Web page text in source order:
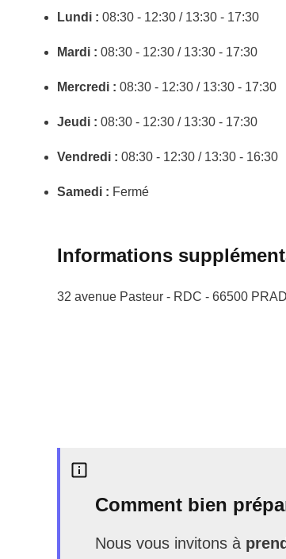
Lundi : 08:30 - 12:30 / 13:30 - 17:30
Mardi : 08:30 - 12:30 / 13:30 - 17:30
Mercredi : 08:30 - 12:30 / 13:30 - 17:30
Jeudi : 08:30 - 12:30 / 13:30 - 17:30
Vendredi : 08:30 - 12:30 / 13:30 - 16:30
Samedi : Fermé
Informations
32 avenue Pasteur - RDC - 66500
Comment bien
Nous vous invitons à